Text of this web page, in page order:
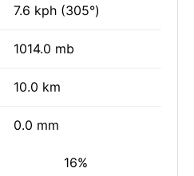
7.6 kph (305°)
1014.0 mb
10.0 km
0.0 mm
16%